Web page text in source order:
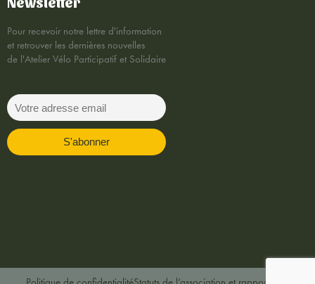
Pour recevoir notre lettre d'information
et retrouver les dernières nouvelles
de l'Atelier Vélo Participatif et Solidaire